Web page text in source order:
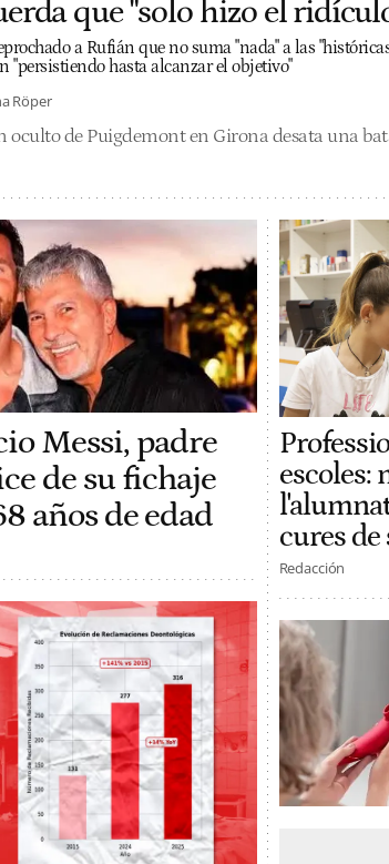
que "solo hizo el
a Rufián que no suma "nada" a las
"persistiendo hasta alcanzar el objetivo"
Röper
oculto de Puigdemont en Girona desata una
Messi, padre
de su fichaje
años de edad
escoles:
cures de
Redacción